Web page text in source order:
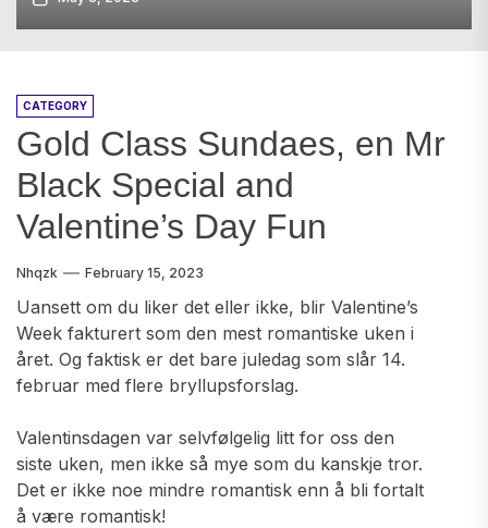
CATEGORY
Gold Class Sundaes, en Mr
Black Special and
Valentine’s Day Fun
Nhqzk February 15, 2023
Uansett om du liker det eller ikke, blir Valentine’s
Week fakturert som den mest romantiske uken i
året. Og faktisk er det bare juledag som slår 14.
februar med flere bryllupsforslag.
Valentinsdagen var selvfølgelig litt for oss den
siste uken, men ikke så mye som du kanskje tror.
Det er ikke noe mindre romantisk enn å bli fortalt
å være romantisk!